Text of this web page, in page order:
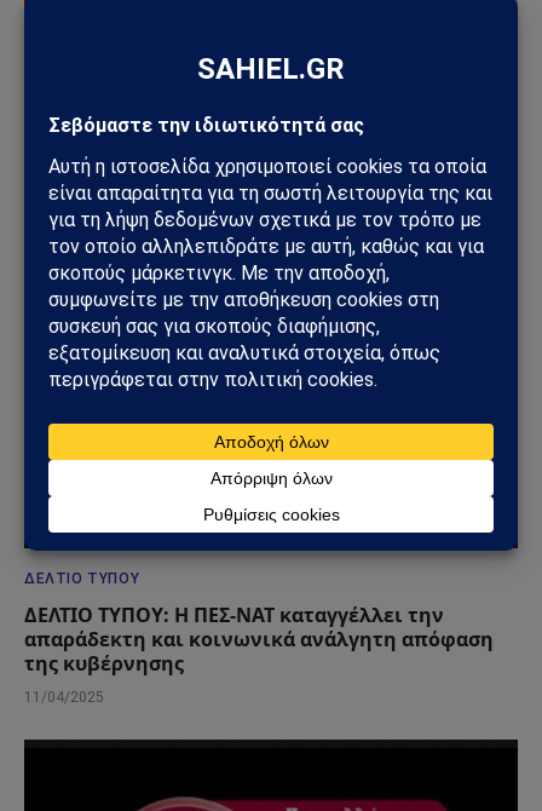
Νομική Δήλωση σχετικά με την Επιθετική Πράξη
και Άλλων Πόλεων της Ισλαμικής Δημοκρατίας
του Ιράν
21/06/2025
ΔΕΛΤΊΟ ΤΎΠΟΥ
ΔΕΛΤΙΟ ΤΥΠΟΥ: Η ΠΕΣ-ΝΑΤ καταγγέλλει την
απαράδεκτη και κοινωνικά ανάλγητη απόφαση
της κυβέρνησης
11/04/2025